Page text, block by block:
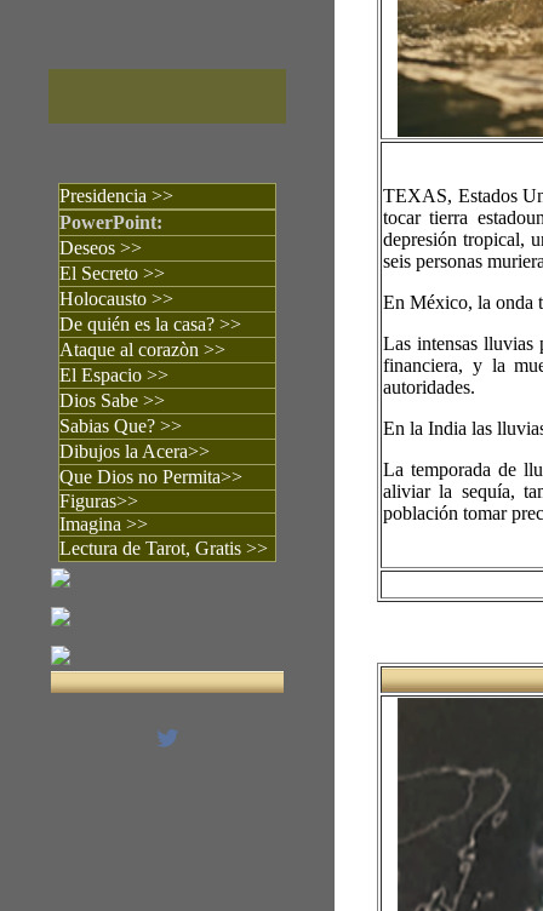
Presidencia >>
PowerPoint:
Deseos >>
El Secreto >>
Holocausto >>
De quién es la casa? >>
Ataque al corazòn >>
El Espacio >>
Dios Sabe >>
Sabias Que? >>
Dibujos la Acera>>
Que Dios no Permita>>
Figuras>>
Imagina >>
Lectura de Tarot, Gratis >>
TEXAS, Estados
tocar tierra
depresión tropical,
seis personas
En México, la onda
Las intensas lluvias
financiera, y la
autoridades.
En la India las
La temporada de
aliviar la sequía,
población tomar